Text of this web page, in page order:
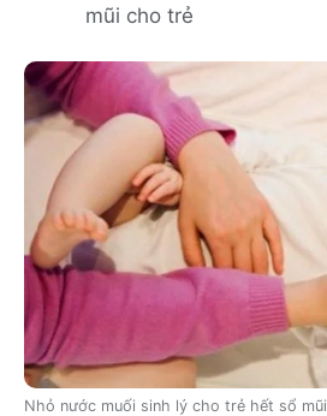
mũi cho trẻ
Nhỏ nước muối sinh lý cho trẻ hết sổ mũi